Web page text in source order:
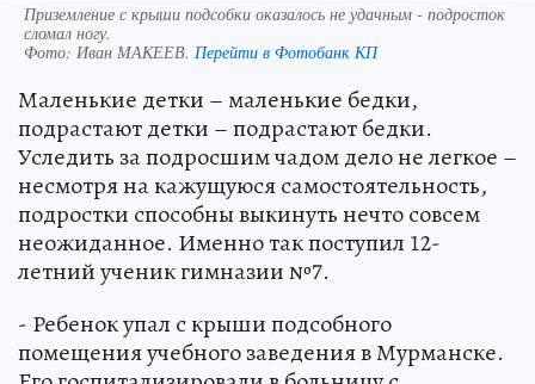
Приземление с крыши подсобки оказалось не удачным - подросток
сломал ногу.
Фото: Иван МАКЕЕВ. Перейти в Фотобанк КП
Маленькие детки – маленькие бедки,
подрастают детки – подрастают бедки.
Уследить за подросшим чадом дело не легкое –
несмотря на кажущуюся самостоятельность,
подростки способны выкинуть нечто совсем
неожиданное. Именно так поступил 12-
летний ученик гимназии №7.
- Ребенок упал с крыши подсобного
помещения учебного заведения в Мурманске.